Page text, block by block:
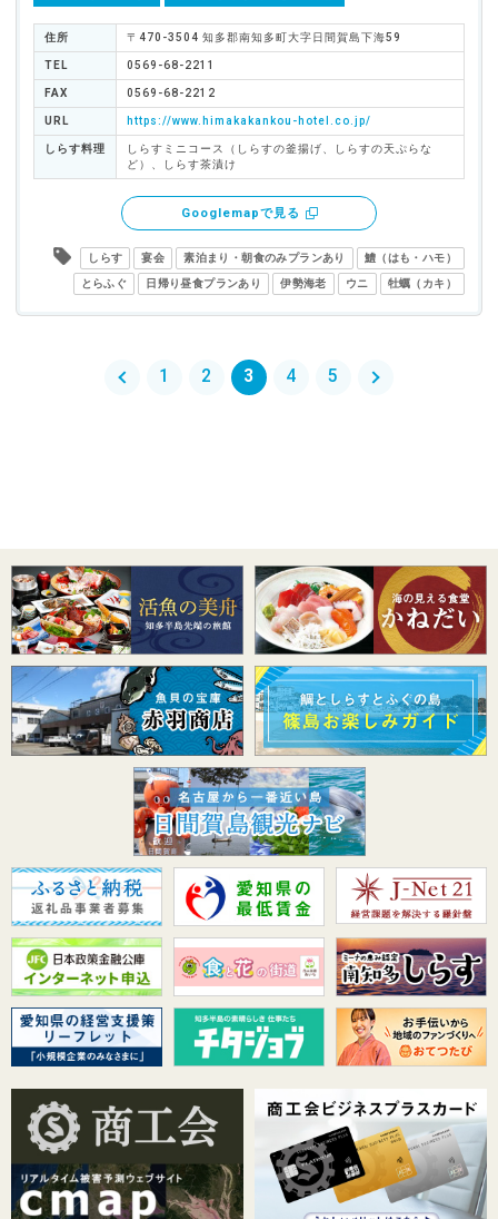
住所 〒470-3504 知多郡南知多町大字日間賀島下海59
TEL 0569-68-2211
FAX 0569-68-2212
URL https://www.himakakankou-hotel.co.jp/
しらす料理
しらすミニコース（しらすの釜揚げ、しらすの天ぷらな
ど）、しらす茶漬け
Googlemapで見る
しらす 宴会 素泊まり・朝食のみプランあり 鱧（はも・ハモ）
とらふぐ 日帰り昼食プランあり 伊勢海老 ウニ 牡蠣（カキ）
1 2 3 4 5